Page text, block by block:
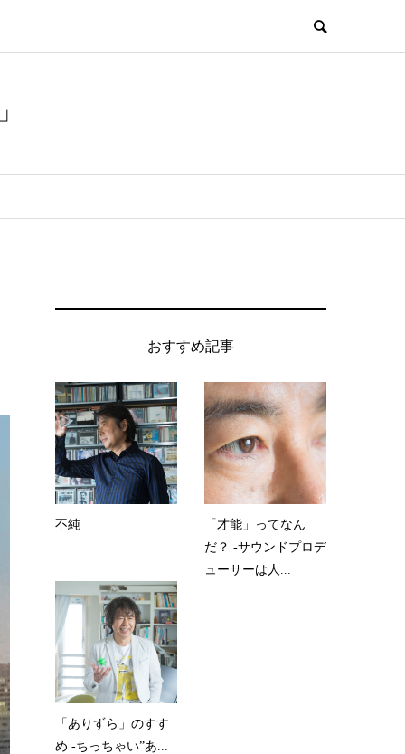
おすすめ記事
不純
「才能」ってなん
だ？ -サウンドプロデ
ューサーは人...
「ありずら」のすす
め -ちっちゃい”あ...